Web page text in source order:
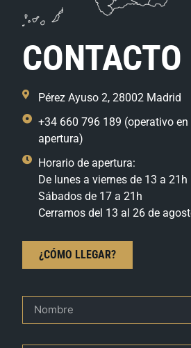
CONTACTO
Pérez Ayuso 2, 28002 Madrid
+34 660 796 189 (operativo
apertura)
Horario de apertura:
De lunes a viernes de 13 a 21h
Sábados de 17 a 21h
Cerramos del 13 al 26 de
¿CÓMO LLEGAR?